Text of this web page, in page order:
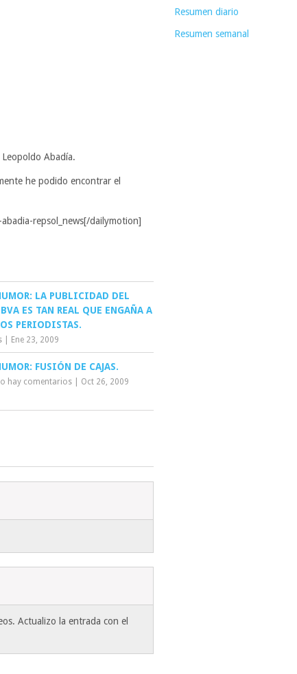
Abadía.
he podido encontrar el
repsol_news[/dailymotion]
LA PUBLICIDAD DEL
ES TAN REAL QUE ENGAÑA A
PERIODISTAS.
Ene 23, 2009
FUSIÓN DE CAJAS.
hay comentarios Oct 26, 2009
Actualizo la entrada con el
Resumen diario
Resumen semanal